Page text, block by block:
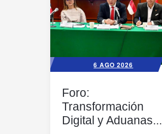
6 AGO 2026
Foro:
Transformación
Digital y Aduanas...